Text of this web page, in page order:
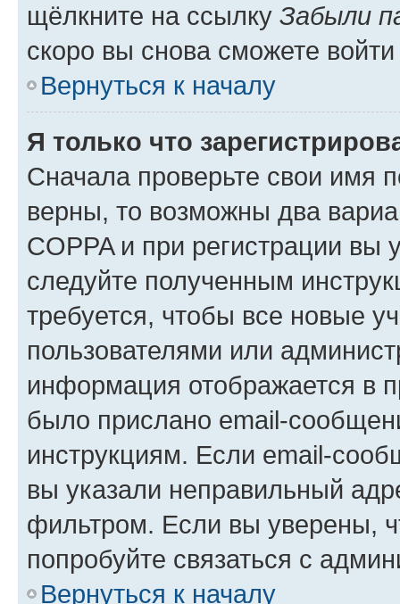
щёлкните на ссылку Забыли
скоро вы снова сможете
Вернуться к началу
Я только что
Сначала проверьте свои имя
верны, то возможны два
COPPA и при регистрации вы
следуйте полученным
требуется, чтобы все новые
пользователями или
информация отображается в
было прислано email-
инструкциям. Если email-
вы указали неправильный
фильтром. Если вы уверены,
попробуйте связаться с
Вернуться к началу